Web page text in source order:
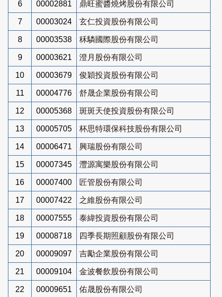
6 00002881 鼎旺蜜醬燒烤股份有限公司
7 00003024 玄仁投資股份有限公司
8 00003538 秝驎國際股份有限公司
9 00003621 澄月股份有限公司
10 00003679 俊穎投資股份有限公司
11 00004776 舒晟企業股份有限公司
12 00005368 斑斑天使投資股份有限公司
13 00005705 杯思特環保科技股份有限公司
14 00006471 興瑞股份有限公司
15 00007345 灃源寓樂股份有限公司
16 00007400 匠管股份有限公司
17 00007422 之維股份有限公司
18 00007555 泰緯投資股份有限公司
19 00008718 四季長期照顧股份有限公司
20 00009097 吉勵企業股份有限公司
21 00009104 金波餐飲股份有限公司
22 00009651 佑晟股份有限公司